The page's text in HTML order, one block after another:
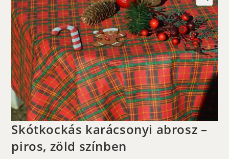
🔍
Skótkockás karácsonyi abrosz –
piros, zöld színben